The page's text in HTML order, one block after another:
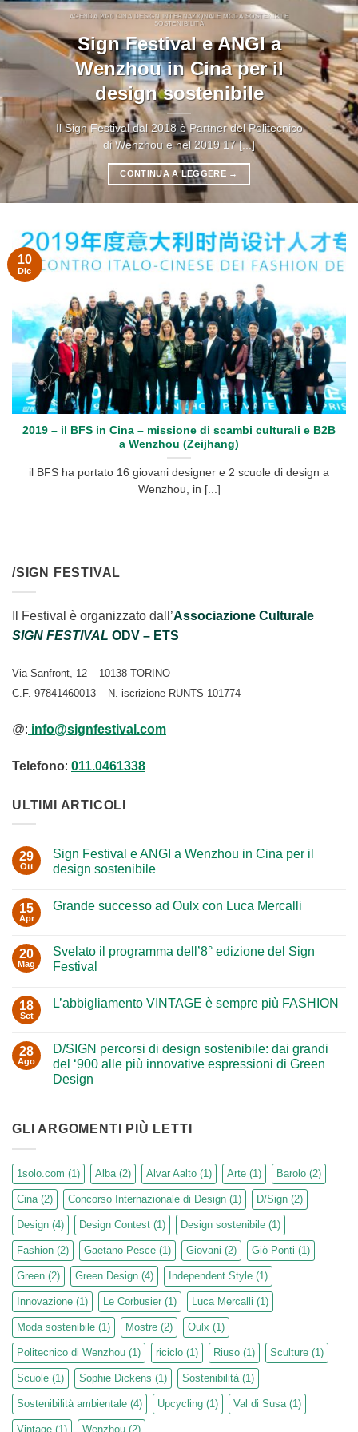
AGENDA 2030 CINA DESIGN INTERNAZIONALE MODA SOSTENIBILE
SOSTENIBILITÀ
Sign Festival e ANGI a
Wenzhou in Cina per il
design sostenibile
Il Sign Festival dal 2018 è Partner del Politecnico
di Wenzhou e nel 2019 17 [...]
CONTINUA A LEGGERE →
2019 – il BFS in Cina – missione di scambi culturali e B2B
a Wenzhou (Zeijhang)
il BFS ha portato 16 giovani designer e 2 scuole di design a
Wenzhou, in [...]
10
Dic
/SIGN FESTIVAL
Il Festival è organizzato dall’Associazione Culturale
SIGN FESTIVAL ODV – ETS
Via Sanfront, 12 – 10138 TORINO
C.F. 97841460013 – N. iscrizione RUNTS 101774
@: info@signfestival.com
Telefono: 011.0461338
ULTIMI ARTICOLI
29
Ott
Sign Festival e ANGI a Wenzhou in Cina per il
design sostenibile
su
ANGI
a
Wenzhou
per
il
15
Apr
Grande successo ad Oulx con Luca Mercalli
Grande
successo
ad
Luca
20
Mag
Svelato il programma dell’8° edizione del Sign
Festival
su
dell’8°
edizione
del
Sign
Festival
18
Set
L’abbigliamento VINTAGE è sempre più FASHION
L’abbigliamento
VINTAGE
è
sempre
28
Ago
D/SIGN percorsi di design sostenibile: dai grandi
del ‘900 alle più innovative espressioni di Green
Design
D/SIGN
percorsi
sostenibile:
dai
grandi
del
‘900
alle
più
innovative
espressioni
di
Green
Design
GLI ARGOMENTI PIÙ LETTI
1solo.com (1) Alba (2) Alvar Aalto (1) Arte (1) Barolo (2)
Cina (2) Concorso Internazionale di Design (1) D/Sign (2)
Design (4) Design Contest (1) Design sostenibile (1)
Fashion (2) Gaetano Pesce (1) Giovani (2) Giò Ponti (1)
Green (2) Green Design (4) Independent Style (1)
Innovazione (1) Le Corbusier (1) Luca Mercalli (1)
Moda sostenibile (1) Mostre (2) Oulx (1)
Politecnico di Wenzhou (1) riciclo (1) Riuso (1) Sculture (1)
Scuole (1) Sophie Dickens (1) Sostenibilità (1)
Sostenibilità ambientale (4) Upcycling (1) Val di Susa (1)
Vintage (1) Wenzhou (2)